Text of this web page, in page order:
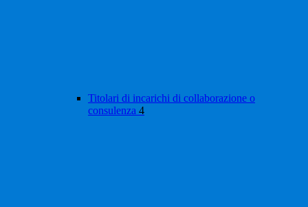
Titolari di incarichi di collaborazione o
consulenza 4